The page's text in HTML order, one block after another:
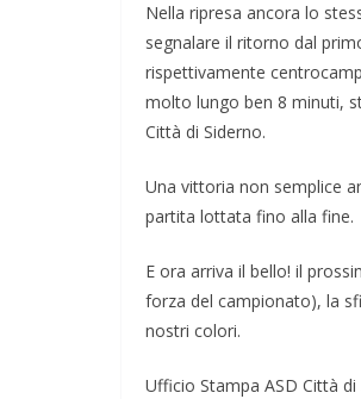
Nella ripresa ancora lo
segnalare il ritorno dal
rispettivamente
molto lungo ben 8 minuti,
Città di Siderno.
Una vittoria non semplice
partita lottata fino alla fine.
E ora arriva il bello! il
forza del campionato), la
nostri colori.
Ufficio Stampa ASD Città di